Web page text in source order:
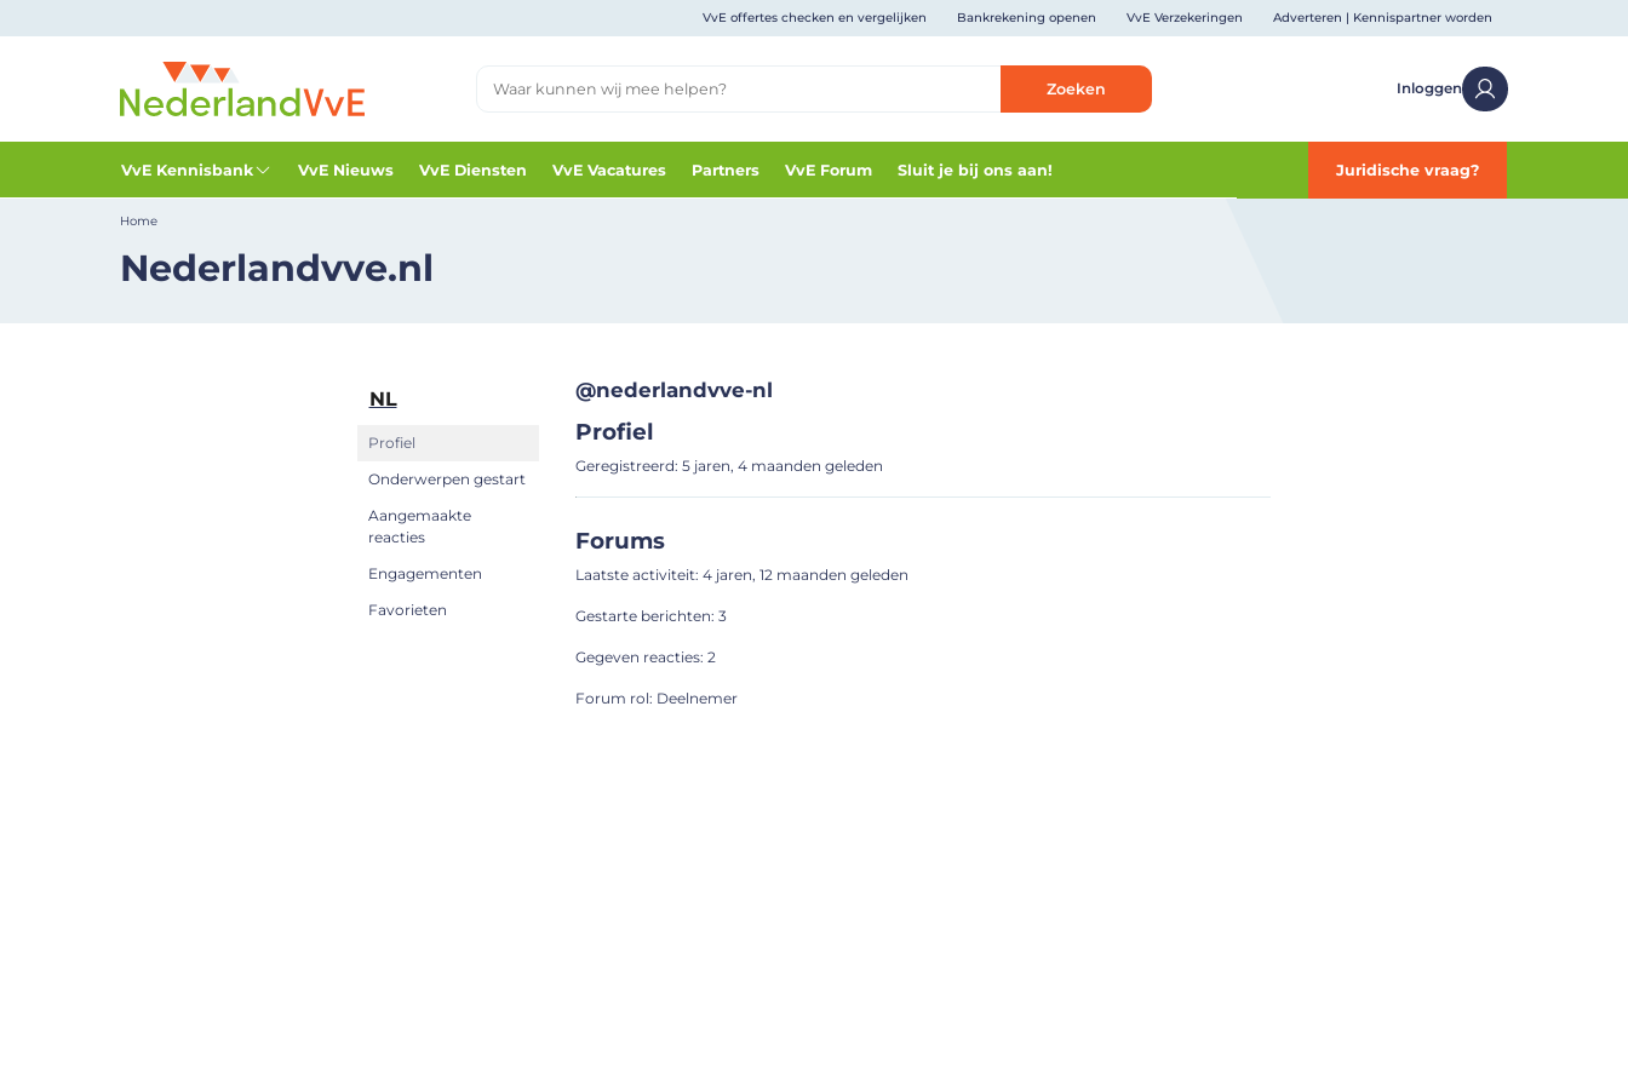
VvE offertes checken en vergelijken Bankrekening openen VvE Verzekeringen Adverteren | Kennispartner worden
Zoeken Inloggen
VvE Kennisbank VvE Nieuws VvE Diensten VvE Vacatures Partners VvE Forum Sluit je bij ons aan! Juridische vraag?
Home
Nederlandvve.nl
NL
Profiel
Onderwerpen gestart
Aangemaakte
reacties
Engagementen
Favorieten
@nederlandvve-nl
Profiel
Geregistreerd: 5 jaren, 4 maanden geleden
Forums
Laatste activiteit: 4 jaren, 12 maanden geleden
Gestarte berichten: 3
Gegeven reacties: 2
Forum rol: Deelnemer